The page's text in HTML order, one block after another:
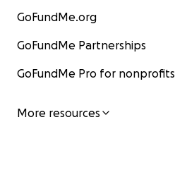
GoFundMe.org
GoFundMe Partnerships
GoFundMe Pro for nonprofits
More resources